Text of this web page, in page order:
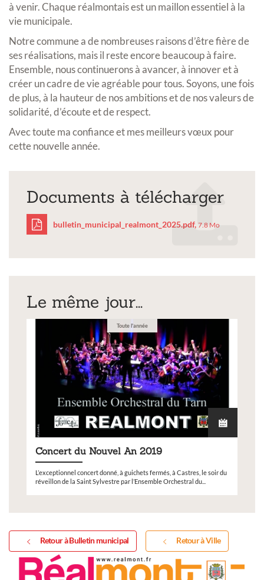
à venir. Chaque réalmontais est un maillon essentiel à la
vie municipale.
Notre commune a de nombreuses raisons d’être fière de
ses réalisations, mais il reste encore beaucoup à faire.
Ensemble, nous continuerons à avancer, à innover et à
créer un cadre de vie agréable pour tous. Soyons, une fois
de plus, à la hauteur de nos ambitions et de nos valeurs de
solidarité, d’écoute et de respect.
Avec toute ma confiance et mes meilleurs vœux pour
cette nouvelle année.
Documents à télécharger
bulletin_municipal_realmont_2025.pdf, 7.8 Mo
Le même jour...
Toute l'année
Concert du Nouvel An 2019
L’exceptionnel concert donné, à guichets fermés, à Castres, le soir du
réveillon de la Saint Sylvestre par l’Ensemble Orchestral du...
Retour à Bulletin municipal Retour à Ville